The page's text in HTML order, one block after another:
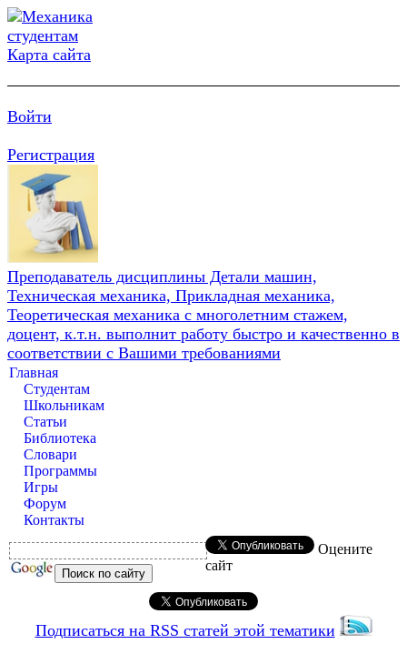
Карта сайта
Войти
Регистрация
Преподаватель дисциплины Детали машин,
Техническая механика, Прикладная механика,
Теоретическая механика с многолетним стажем,
доцент, к.т.н. выполнит работу быстро и качественно в
соответствии с Вашими требованиями
Главная
Студентам
Школьникам
Статьи
Библиотека
Словари
Программы
Игры
Форум
Контакты
Оцените
сайт
Подписаться на RSS статей этой тематики